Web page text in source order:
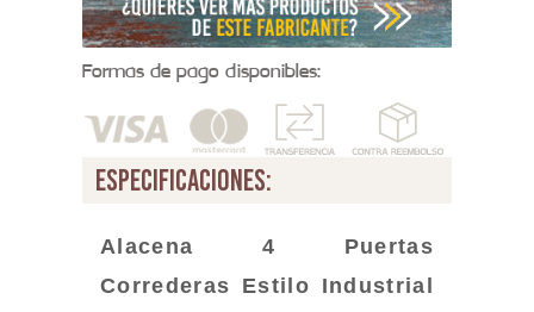
Formas de pago disponibles:
especificaciones:
Alacena 4 Puertas
Correderas Estilo Industrial